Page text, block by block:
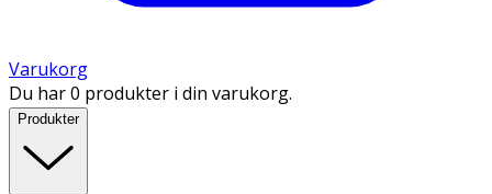
Varukorg
Du har 0 produkter i din varukorg.
Produkter